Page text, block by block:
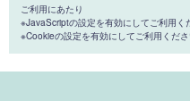
ご利用にあたり
※JavaScriptの設定を有効にしてご利用く
※Cookieの設定を有効にしてご利用くださ